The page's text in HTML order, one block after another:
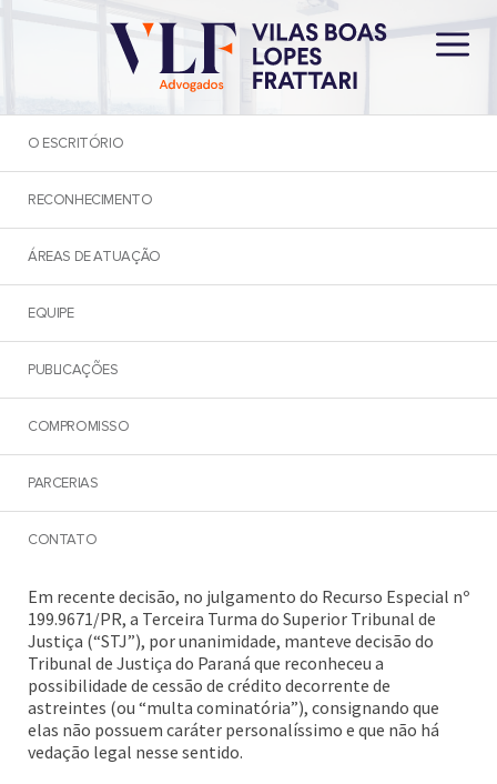
O ESCRITÓRIO
RECONHECIMENTO
ÁREAS DE ATUAÇÃO
EQUIPE
PUBLICAÇÕES
COMPROMISSO
PARCERIAS
CONTATO
NEWSLETTER
< Voltar
Possibilidade de cessão de
crédito originário de astreintes
Ana Paula Graçano Dalpizzol
Em recente decisão, no julgamento do Recurso Especial nº
199.9671/PR, a Terceira Turma do Superior Tribunal de
Justiça (“STJ”), por unanimidade, manteve decisão do
Tribunal de Justiça do Paraná que reconheceu a
possibilidade de cessão de crédito decorrente de
astreintes (ou “multa cominatória”), consignando que
elas não possuem caráter personalíssimo e que não há
vedação legal nesse sentido.